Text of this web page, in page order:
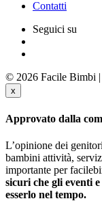
Contatti
Seguici su
© 2026 Facile Bimbi |
x
Approvato dalla
L’opinione dei
bambini attività,
importante per
sicuri che gli eventi
esserlo nel tempo.